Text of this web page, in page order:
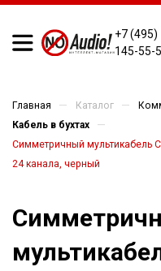
+7 (495)
145-55-
Главная — Каталог —
Кабель в бухтах —
Симметричный мультикабель
24 канала, черный